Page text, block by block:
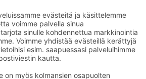
10:ssä, jossa arkisin klo 9-17
ja muun ajan maksuton